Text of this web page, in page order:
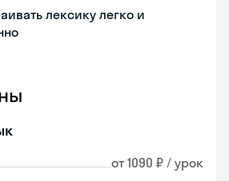
лексику легко и
от 1090 ₽ / урок